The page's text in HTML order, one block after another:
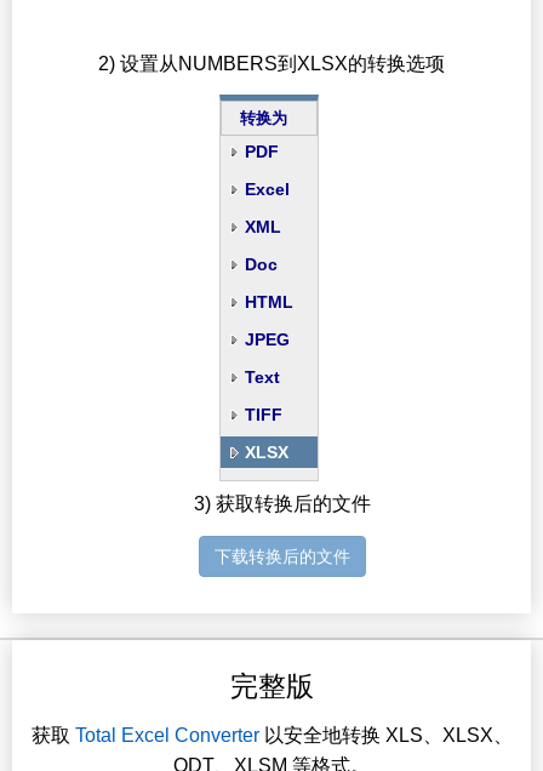
2) 设置从NUMBERS到XLSX的转换选项
转换为
PDF
Excel
XML
Doc
HTML
JPEG
Text
TIFF
XLSX
3) 获取转换后的文件
下载转换后的文件
完整版
获取 Total Excel Converter以安全地转换 XLS、XLSX、
ODT、XLSM 等格式。